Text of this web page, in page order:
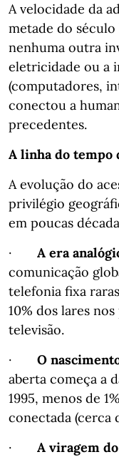
A velocidade da
metade do
nenhuma outra
eletricidade ou a
(computadores,
conectou a
precedentes.
A linha do tempo
A evolução do
privilégio
em poucas
· A era
comunicação
telefonia fixa
10% dos lares
televisão.
· O
aberta começa a
1995, menos de
conectada (cerca
· A viragem